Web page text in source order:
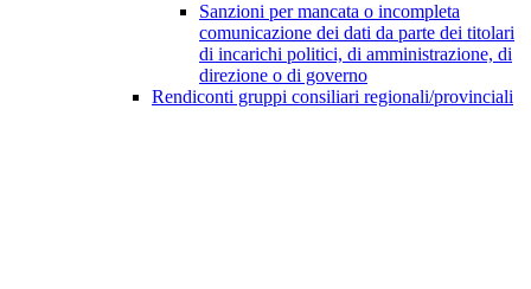
Sanzioni per mancata o incompleta
comunicazione dei dati da parte dei titolari
di incarichi politici, di amministrazione, di
direzione o di governo
Rendiconti gruppi consiliari regionali/provinciali